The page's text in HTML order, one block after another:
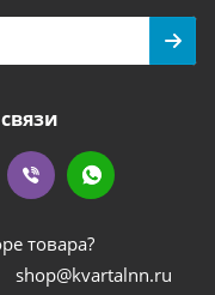
товара?
shop@kvartalnn.ru